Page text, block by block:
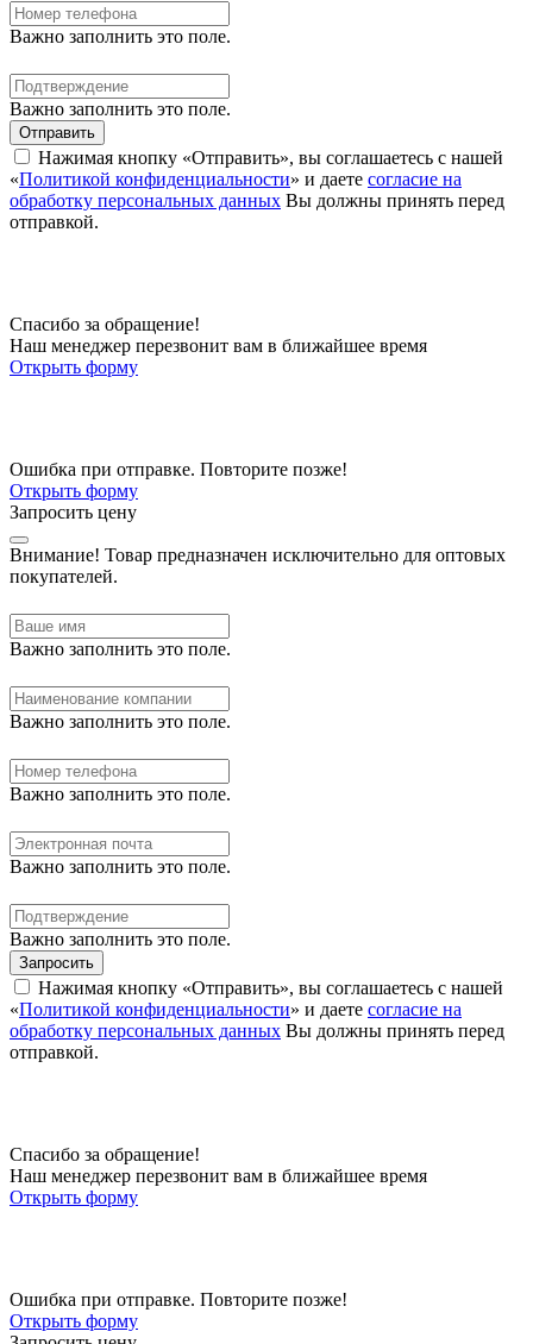
Важно заполнить это поле.
Важно заполнить это поле.
Отправить
Нажимая кнопку «Отправить», вы соглашаетесь с нашей
«Политикой конфиденциальности» и даете согласие на
обработку персональных данных Вы должны принять перед
отправкой.
Спасибо за обращение!
Наш менеджер перезвонит вам в ближайшее время
Открыть форму
Ошибка при отправке. Повторите позже!
Открыть форму
Запросить цену
Внимание! Товар предназначен исключительно для оптовых
покупателей.
Важно заполнить это поле.
Важно заполнить это поле.
Важно заполнить это поле.
Важно заполнить это поле.
Важно заполнить это поле.
Запросить
Нажимая кнопку «Отправить», вы соглашаетесь с нашей
«Политикой конфиденциальности» и даете согласие на
обработку персональных данных Вы должны принять перед
отправкой.
Спасибо за обращение!
Наш менеджер перезвонит вам в ближайшее время
Открыть форму
Ошибка при отправке. Повторите позже!
Открыть форму